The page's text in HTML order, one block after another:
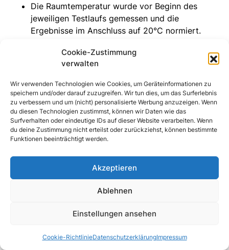
Cookie-Zustimmung
verwalten
Wir verwenden Technologien wie Cookies, um Geräteinformationen zu
speichern und/oder darauf zuzugreifen. Wir tun dies, um das Surferlebnis
zu verbessern und um (nicht) personalisierte Werbung anzuzeigen. Wenn
du diesen Technologien zustimmst, können wir Daten wie das
Surfverhalten oder eindeutige IDs auf dieser Website verarbeiten. Wenn
du deine Zustimmung nicht erteilst oder zurückziehst, können bestimmte
Funktionen beeinträchtigt werden.
Akzeptieren
Ablehnen
Einstellungen ansehen
Cookie-RichtlinieDatenschutzerklärungImpressum
Die Raumtemperatur wurde vor Beginn des
jeweiligen Testlaufs gemessen und die
Ergebnisse im Anschluss auf 20°C normiert.
VOLTCRAFT Schallpegel-Messgerät SL-200 ca.
20cm von der Benchtable entfernt.
Folgende Messungen wurden durchgeführt:
Temperatur
CPU-Kühler max. rpm
CPU-Kühler min. rpm
CPU-Kühler 1000rpm